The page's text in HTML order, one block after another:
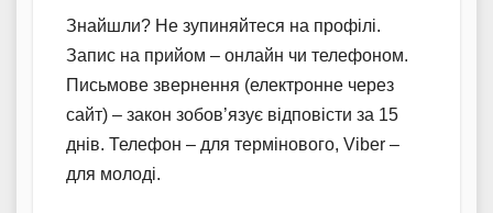
Знайшли? Не зупиняйтеся на профілі.
Запис на прийом – онлайн чи телефоном.
Письмове звернення (електронне через
сайт) – закон зобов’язує відповісти за 15
днів. Телефон – для термінового, Viber –
для молоді.